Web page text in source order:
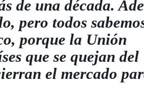
de una década.
pero todos
porque la Unión
que se quejan del
el mercado